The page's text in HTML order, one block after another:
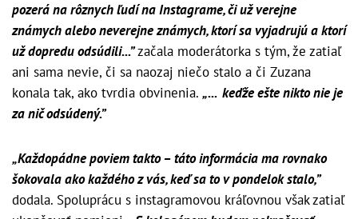
pozerá na rôznych ľudí na Instagrame, či už verejne
známych alebo neverejne známych, ktorí sa vyjadrujú a ktorí
už dopredu odsúdili...”začala moderátorka s tým, že zatiaľ
ani sama nevie, či sa naozaj niečo stalo a či Zuzana
konala tak, ako tvrdia obvinenia. „... keďže ešte nikto nie je
za nič odsúdený.”
„Každopádne poviem takto – táto informácia ma rovnako
šokovala ako každého z vás, keď sa to v pondelok stalo,”
dodala. Spoluprácu s instagramovou kráľovnou však zatiaľ